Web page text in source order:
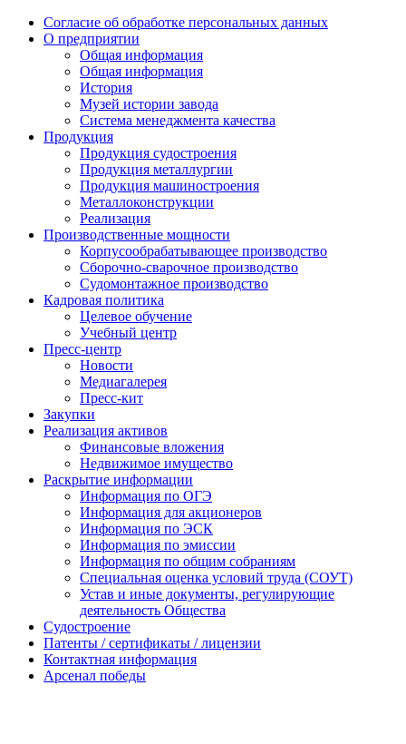
Согласие об обработке персональных данных
О предприятии
Общая информация
Общая информация
История
Музей истории завода
Система менеджмента качества
Продукция
Продукция судостроения
Продукция металлургии
Продукция машиностроения
Металлоконструкции
Реализация
Производственные мощности
Корпусообрабатывающее производство
Сборочно-сварочное производство
Судомонтажное производство
Кадровая политика
Целевое обучение
Учебный центр
Пресс-центр
Новости
Медиагалерея
Пресс-кит
Закупки
Реализация активов
Финансовые вложения
Недвижимое имущество
Раскрытие информации
Информация по ОГЭ
Информация для акционеров
Информация по ЭСК
Информация по эмиссии
Информация по общим собраниям
Специальная оценка условий труда (СОУТ)
Устав и иные документы, регулирующие
деятельность Общества
Судостроение
Патенты / сертификаты / лицензии
Контактная информация
Арсенал победы